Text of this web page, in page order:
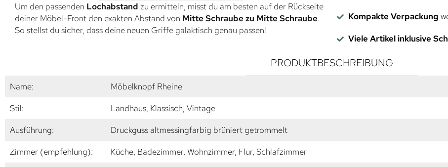
Um den passenden Lochabstand zu ermitteln, misst du am besten auf der Rückseite
deiner Möbel-Front den exakten Abstand von Mitte Schraube zu Mitte Schraube.
So stellst du sicher, dass deine neuen Griffe galaktisch genau passen!
Kompakte Verpackung
Viele Artikel inklusive
PRODUKTBESCHREIBUNG
Name:
Möbelknopf Rheine
Stil:
Landhaus, Klassisch, Vintage
Ausführung:
Druckguss altmessingfarbig brüniert getrommelt
Zimmer (empfehlung):
Küche, Badezimmer, Wohnzimmer, Flur, Schlafzimmer